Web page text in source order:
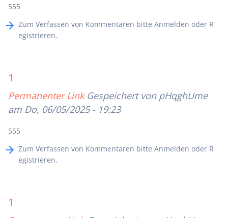
555
Zum Verfassen von Kommentaren bitte Anmelden oder R
egistrieren.
1
Permanenter Link Gespeichert von pHqghUme
am Do, 06/05/2025 - 19:23
555
Zum Verfassen von Kommentaren bitte Anmelden oder R
egistrieren.
1